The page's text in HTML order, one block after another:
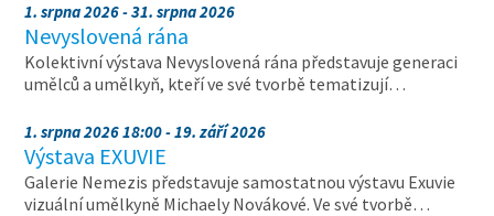
1. srpna 2026 - 31. srpna 2026
Nevyslovená rána
Kolektivní výstava Nevyslovená rána představuje generaci
umělců a umělkyň, kteří ve své tvorbě tematizují…
1. srpna 2026 18:00 - 19. září 2026
Výstava EXUVIE
Galerie Nemezis představuje samostatnou výstavu Exuvie
vizuální umělkyně Michaely Novákové. Ve své tvorbě…